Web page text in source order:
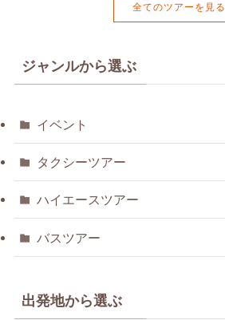
全てのツアーを見る
ジャンルから選ぶ
イベント
タクシーツアー
ハイエースツアー
バスツアー
出発地から選ぶ